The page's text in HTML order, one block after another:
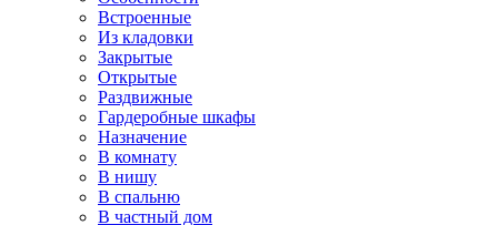
Встроенные
Из кладовки
Закрытые
Открытые
Раздвижные
Гардеробные шкафы
Назначение
В комнату
В нишу
В спальню
В частный дом